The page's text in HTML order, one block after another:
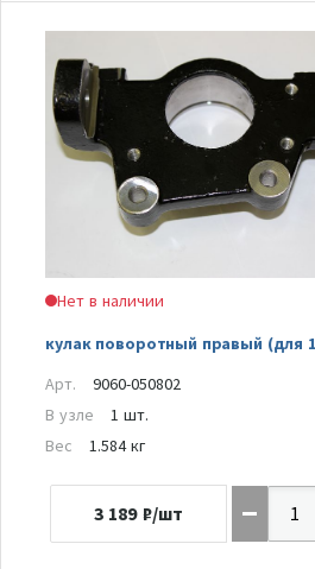
Нет в наличии
кулак поворотный правый (для
Арт.
9060-050802
В узле
1 шт.
Вес
1.584 кг
3 189 ₽/шт